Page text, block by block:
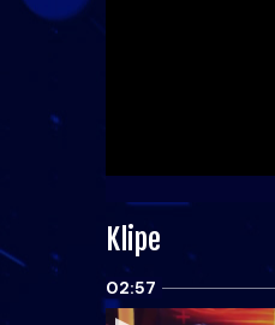
Klipe
02:57